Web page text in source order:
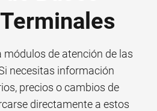
de atención de las
necesitas información
precios o cambios de
directamente a estos